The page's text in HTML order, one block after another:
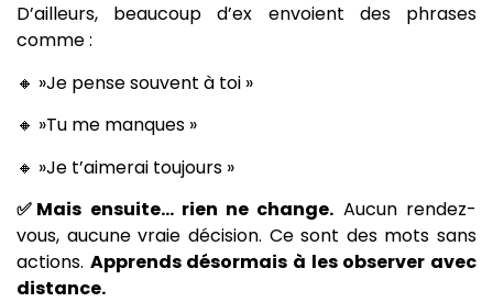
D’ailleurs, beaucoup d’ex envoient des phrases
comme :
🔸 »Je pense souvent à toi »
🔸 »Tu me manques »
🔸 »Je t’aimerai toujours »
✅Mais ensuite… rien ne change. Aucun rendez-
vous, aucune vraie décision. Ce sont des mots sans
actions. Apprends désormais à les observer avec
distance.